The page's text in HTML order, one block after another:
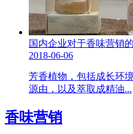
国内企业对于香味营销
2018-06-06
芳香植物，包括成长环
源由，以及萃取成精油...
香味营销